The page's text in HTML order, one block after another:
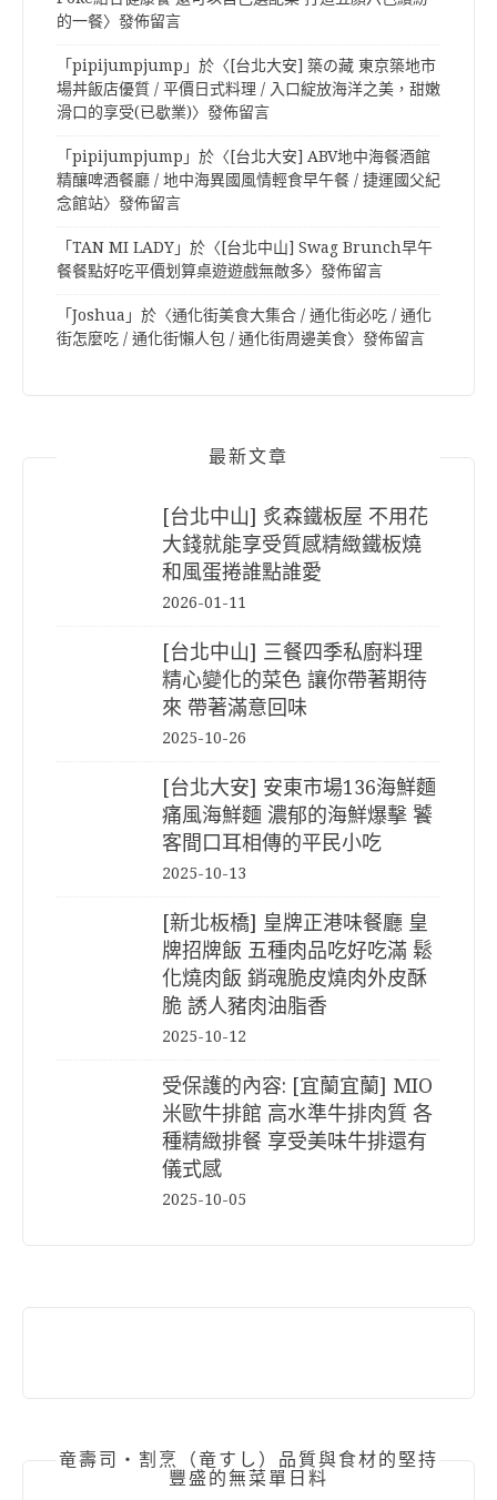
的一餐〉發佈留言
「pipijumpjump 」於〈 [台北大安] 築の藏 東京築地市
場丼飯店優質 / 平價日式料理 / 入口綻放海洋之美，甜嫩
滑口的享受(已歇業)〉發佈留言
「pipijumpjump 」於〈 [台北大安] ABV地中海餐酒館
精釀啤酒餐廳 / 地中海異國風情輕食早午餐 / 捷運國父紀
念館站〉發佈留言
「TAN MI LADY」於〈 [台北中山] Swag Brunch早午
餐餐點好吃平價划算桌遊遊戲無敵多〉發佈留言
「Joshua 」於〈通化街美食大集合 / 通化街必吃 / 通化
街怎麼吃 / 通化街懶人包 / 通化街周邊美食〉發佈留言
最新文章
[台北中山] 炙森鐵板屋 不用花
大錢就能享受質感精緻鐵板燒
和風蛋捲誰點誰愛
2026-01-11
[台北中山] 三餐四季私廚料理
精心變化的菜色 讓你帶著期待
來 帶著滿意回味
2025-10-26
[台北大安] 安東市場136海鮮麵
痛風海鮮麵 濃郁的海鮮爆擊 饕
客間口耳相傳的平民小吃
2025-10-13
[新北板橋] 皇牌正港味餐廳 皇
牌招牌飯 五種肉品吃好吃滿 鬆
化燒肉飯 銷魂脆皮燒肉外皮酥
脆 誘人豬肉油脂香
2025-10-12
受保護的內容: [宜蘭宜蘭] MIO
米歐牛排館 高水準牛排肉質 各
種精緻排餐 享受美味牛排還有
儀式感
2025-10-05
竜壽司‧割烹（竜すし）品質與食材的堅持
豐盛的無菜單日料